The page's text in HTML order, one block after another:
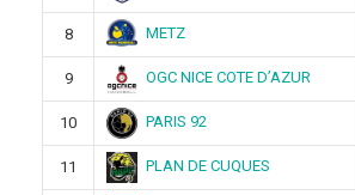
8 METZ
9 OGC NICE COTE D’AZUR
10 PARIS 92
11 PLAN DE CUQUES